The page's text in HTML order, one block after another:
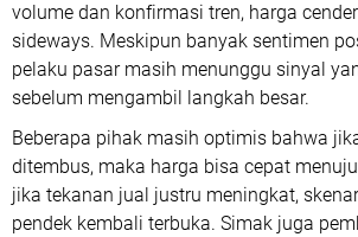
volume dan konfirmasi tren, harga
sideways. Meskipun banyak sentimen
pelaku pasar masih menunggu sinyal
sebelum mengambil langkah besar.
Beberapa pihak masih optimis bahwa
ditembus, maka harga bisa cepat
jika tekanan jual justru meningkat,
pendek kembali terbuka. Simak juga